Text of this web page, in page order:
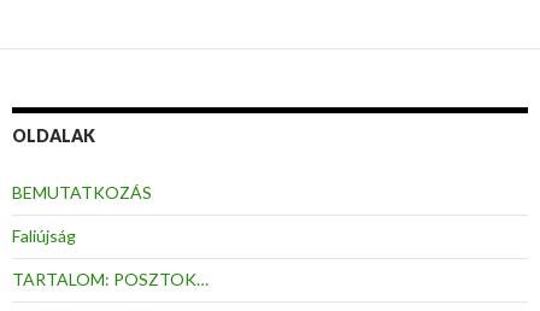
OLDALAK
BEMUTATKOZÁS
Faliújság
TARTALOM: POSZTOK…